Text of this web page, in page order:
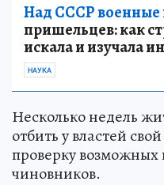
Над СССР военные
пришельцев: как
искала и изучала
НАУКА
Несколько недель
отбить у властей
проверку
чиновников.